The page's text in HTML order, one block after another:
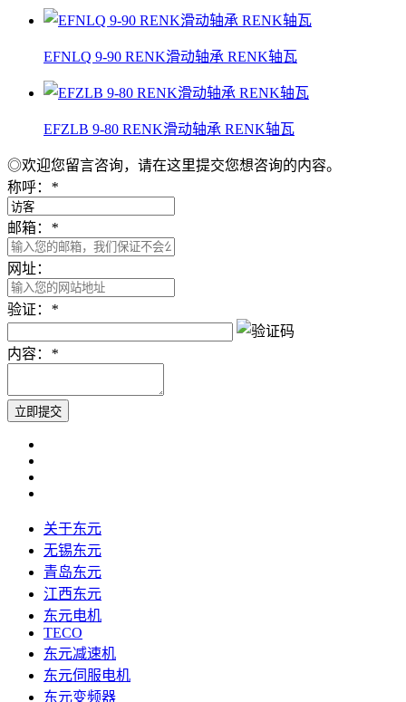
EFNLQ 9-90 RENK滑动轴承 RENK轴瓦
EFZLB 9-80 RENK滑动轴承 RENK轴瓦
◎欢迎您留言咨询，请在这里提交您想咨询的内容。
称呼： *
邮箱： *
网址：
验证： *
内容： *
关于东元
无锡东元
青岛东元
江西东元
东元电机
TECO
东元减速机
东元伺服电机
东元变频器